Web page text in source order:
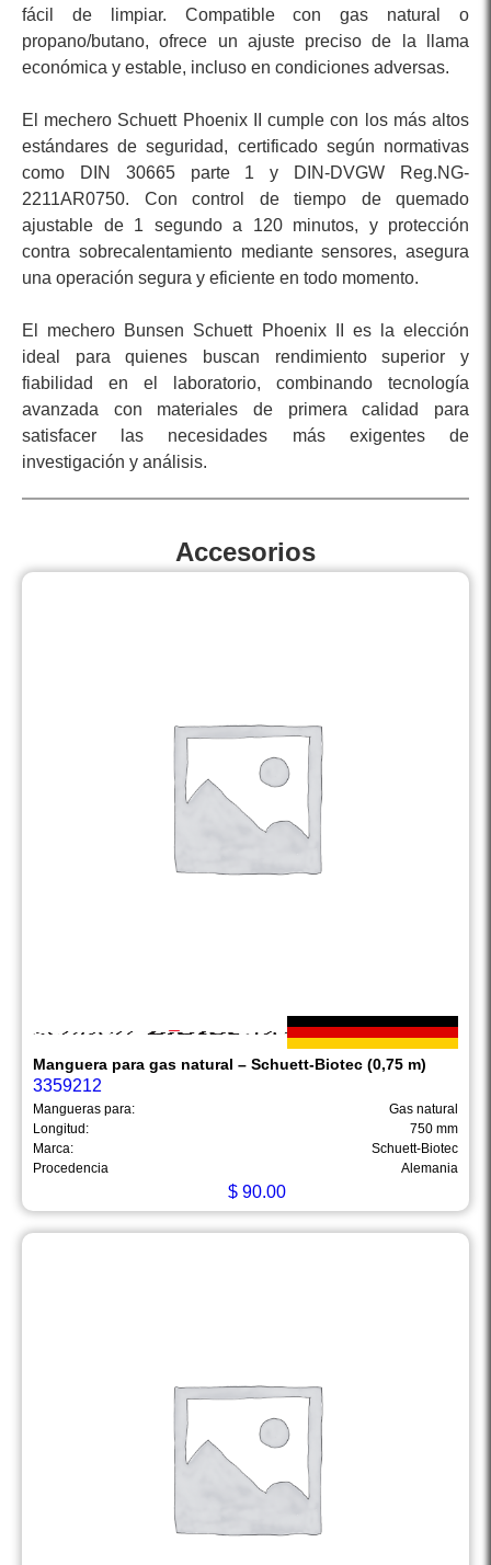
fácil de limpiar. Compatible con gas natural o
propano/butano, ofrece un ajuste preciso de la llama
económica y estable, incluso en condiciones adversas.
El mechero Schuett Phoenix II cumple con los más altos
estándares de seguridad, certificado según normativas
como DIN 30665 parte 1 y DIN-DVGW Reg.NG-
2211AR0750. Con control de tiempo de quemado
ajustable de 1 segundo a 120 minutos, y protección
contra sobrecalentamiento mediante sensores, asegura
una operación segura y eficiente en todo momento.
El mechero Bunsen Schuett Phoenix II es la elección
ideal para quienes buscan rendimiento superior y
fiabilidad en el laboratorio, combinando tecnología
avanzada con materiales de primera calidad para
satisfacer las necesidades más exigentes de
investigación y análisis.
Accesorios
Manguera para gas natural – Schuett-Biotec (0,75 m)
3359212
Mangueras para:
Gas natural
Longitud:
750 mm
Marca:
Schuett-Biotec
Procedencia
Alemania
$90.00